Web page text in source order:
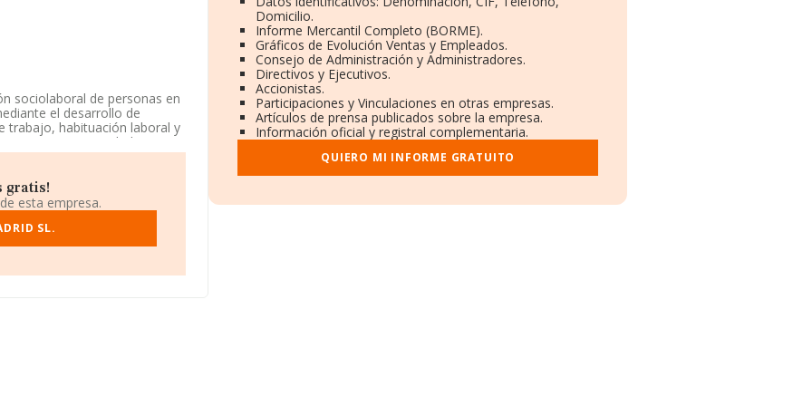
sociolaboral de personas en
el desarrollo de
trabajo, habituación laboral y
es una Sociedad
al por menor de frutas y
a disposición de
de sector.
en el ranking del sector,
gratis!
esta empresa.
SL.
Domicilio.
Informe Mercantil Completo (BORME).
Gráficos de Evolución Ventas y Empleados.
Consejo de Administración y Administradores.
Directivos y Ejecutivos.
Accionistas.
Participaciones y Vinculaciones en otras empresas.
Artículos de prensa publicados sobre la empresa.
Información oficial y registral complementaria.
QUIERO MI INFORME GRATUITO